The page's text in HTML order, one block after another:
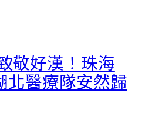
敬好漢！珠海
北醫療隊安然歸